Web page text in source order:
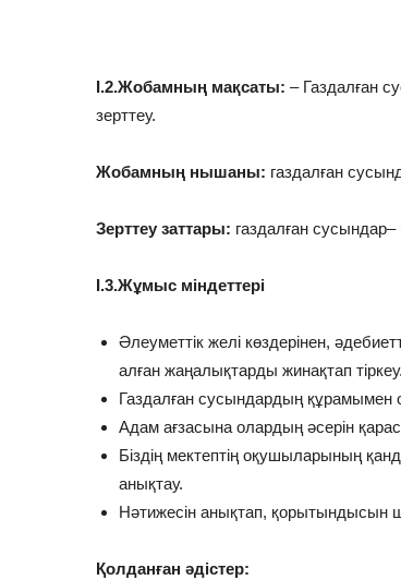
І.2.Жобамның мақсаты: – Газдалған
зерттеу.
Жобамның нышаны: газдалған
Зерттеу заттары: газдалған
І.3.Жұмыс міндеттері
Әлеуметтік желі көздерінен,
алған жаңалықтарды жинақтап тіркеу.
Газдалған сусындардың құрамымен
Адам ағзасына олардың әсерін
Біздің мектептің оқушыларының
анықтау.
Нәтижесін анықтап, қорытындысын
Қолданған әдістер: